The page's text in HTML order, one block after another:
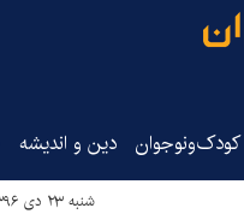
کودک‌ونوجوان دین و اندیشه
شنبه ۲۳ دی ۱۳۹۶ - ۱۸:۳۲